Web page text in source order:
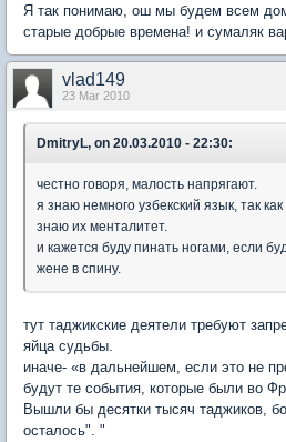
Я так понимаю, ош мы будем всем
старые добрые времена! и сумаляк
vlad149
23 Mar 2010
DmitryL, on 20.03.2010 - 22:30:
честно говоря, малость напрягают.
я знаю немного узбекский язык, так
знаю их менталитет.
и кажется буду пинать ногами, если
жене в спину.
тут таджикские деятели требуют
яйца судьбы.
иначе- «в дальнейшем, если это не
будут те события, которые были во
Вышли бы десятки тысяч таджиков,
осталось". "